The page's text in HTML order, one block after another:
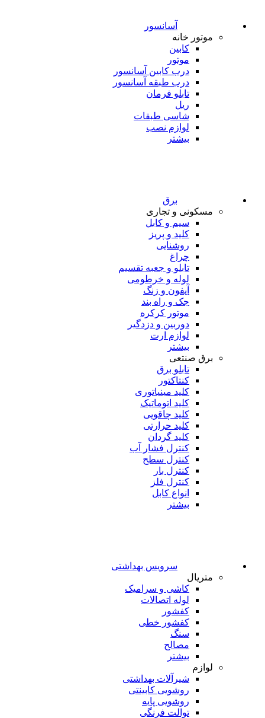
آسانسور
موتور خانه
کابین
موتور
درب کابین آسانسور
درب طبقه آسانسور
تابلو فرمان
ریل
شاسی طبقات
لوازم نصب
بیشتر
برق
مسکونی و تجاری
سیم و کابل
کلید و پریز
روشنایی
چراغ
تابلو و جعبه تقسیم
لوله و خرطومی
آیفون و زنگ
جک و راه بند
موتور کرکره
دوربین و دزدگیر
لوازم ارت
بیشتر
برق صنتعی
تابلو برق
کنتاکتور
کلید مینیاتوری
کلید اتوماتیک
کلید چاقویی
کلید حرارتی
کلید گردان
کنترل فشار آب
کنترل سطح
کنترل بار
کنترل فلز
انواع کابل
بیشتر
سرویس بهداشتی
متریال
کاشی و سرامیک
لوله اتصالات
کفشور
کفشور خطی
سنگ
مصالح
بیشتر
لوازم
شیرآلات بهداشتی
روشویی کابینتی
روشویی پایه
توالت فرنگی